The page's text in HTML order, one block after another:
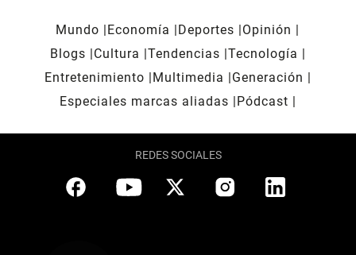
Mundo Economía Deportes
Opinión
Blogs
Cultura Tendencias Tecnología
Entretenimiento
Multimedia
Generación
Especiales marcas aliadas
Pódcast
REDES SOCIALES